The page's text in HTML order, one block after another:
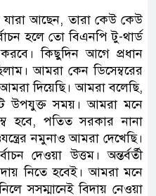
যারা আছেন, তারা কেউ কেউ
হলে তো বিএনপি টু-থার্ড
কিছুদিন আগে প্রধান
আমরা কেন ডিসেম্বরের
আমরা দিয়েছি। আমরা বলেছি,
উপযুক্ত সময়। আমরা মনে
হবে, পতিত সরকার নানা
নমুনাও আমরা দেখেছি।
দেওয়া উত্তম। অন্তর্বর্তী
নিতে হবেই। আমরা মনে
সসম্মানেই বিদায় নেওয়া